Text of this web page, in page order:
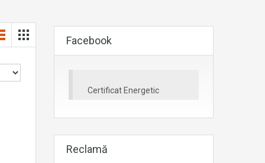
Facebook
Certificat Energetic
Reclamă